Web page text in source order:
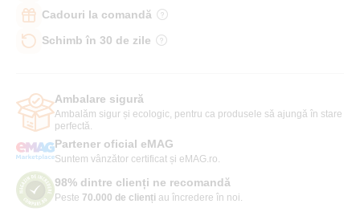
Cadouri la comandă
Schimb în 30 de zile
Ambalare sigură
Ambalăm sigur și ecologic, pentru ca produsele să ajungă în stare
perfectă.
Partener oficial eMAG
Suntem vânzător certificat și eMAG.ro.
98% dintre clienți ne recomandă
Peste 70.000 de clienți au încredere în noi.